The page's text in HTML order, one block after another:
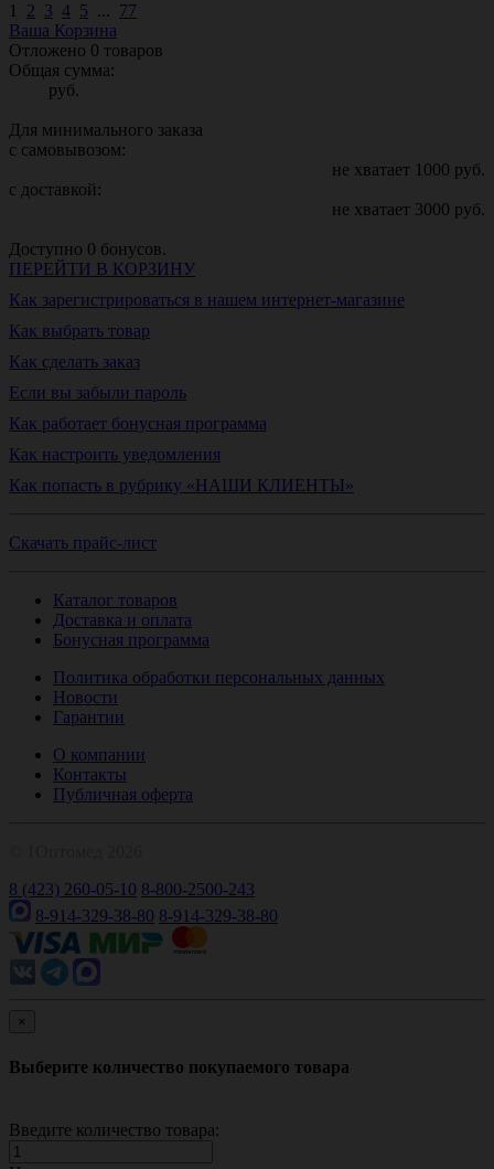
1 2 3 4 5 ... 77
Ваша Корзина
Отложено 0 товаров
Общая сумма:
руб.
Для минимального заказа
с самовывозом:
не хватает 1000 руб.
с доставкой:
не хватает 3000 руб.
Доступно 0 бонусов.
ПЕРЕЙТИ В КОРЗИНУ
Как зарегистрироваться в нашем интернет-магазине
Как выбрать товар
Как сделать заказ
Если вы забыли пароль
Как работает бонусная программа
Как настроить уведомления
Как попасть в рубрику «НАШИ КЛИЕНТЫ»
Скачать прайс-лист
Каталог товаров
Доставка и оплата
Бонусная программа
Политика обработки персональных данных
Новости
Гарантии
О компании
Контакты
Публичная оферта
8 (423) 260-05-10 8-800-2500-243
8-914-329-38-80 8-914-329-38-80
×
Выберите количество покупаемого товара
Введите количество товара: